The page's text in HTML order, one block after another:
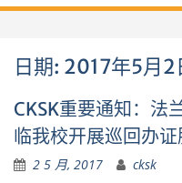
日期: 2017年5月2
CKSK重要通知：法
临我校开展巡回办证
2 5 月, 2017 cksk